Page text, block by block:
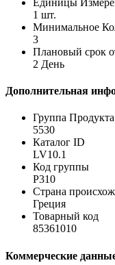
Единицы
1 шт.
Минимальное
3
Плановый срок
2 День
Дополнительная
Группа Продукта
5530
Каталог ID
LV10.1
Код группы
P310
Страна
Греция
Товарный код
85361010
Коммерческие